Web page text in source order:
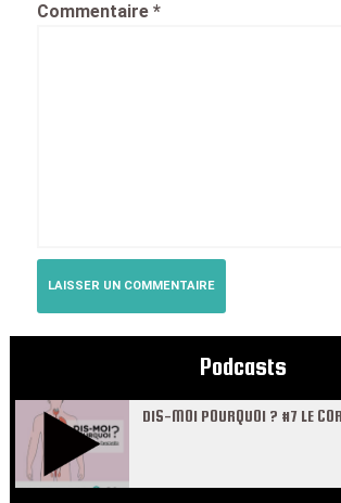
Commentaire *
Podcasts
DIS-MOI POURQUOI ? #7 LE